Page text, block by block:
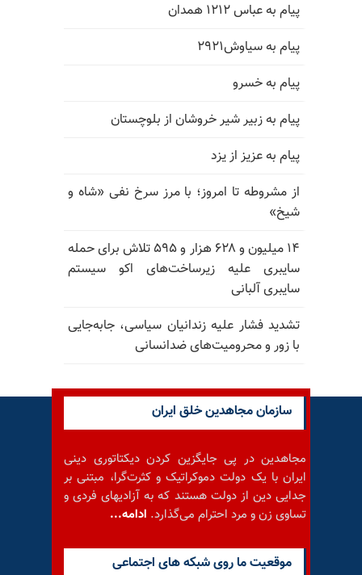
پیام به عباس ۱۲۱۲ همدان
پیام به سیاوش۲۹۲۱
پیام به خسرو
پیام به زبیر شیر خروشان از بلوچستان
پیام به عزیز از یزد
از مشروطه تا امروز؛ با مرز سرخ نفی «شاه و
شیخ»
۱۴ میلیون و ۶۲۸ هزار و ۵۹۵ تلاش برای حمله
سایبری علیه زیرساخت‌های اکو سیستم
سایبری آلبانی
تشدید فشار علیه زندانیان سیاسی، جابه‌جایی
با زور و محرومیت‌های ضدانسانی
سازمان مجاهدین خلق ایران
مجاهدین در پی جایگزین کردن دیکتاتوری دینی
ایران با یک دولت دموکراتیک و کثرت‌گرا، مبتنی بر
جدایی دین از دولت هستند که به آزادیهای فردی و
تساوی زن و مرد احترام می‌گذارد. ادامه...
موقعيت ما روى شبكه هاى اجتماعى